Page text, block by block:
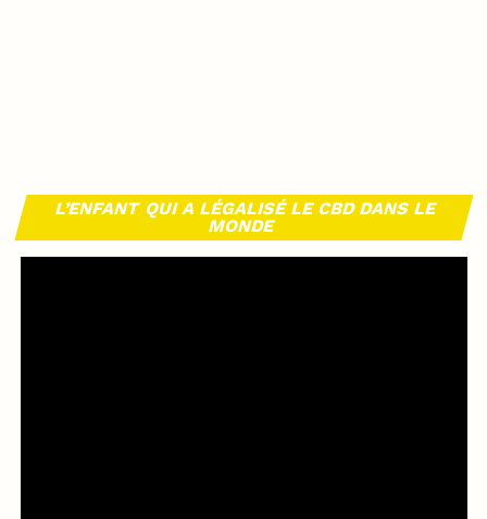
L’ENFANT QUI A LÉGALISÉ LE CBD DANS LE
MONDE